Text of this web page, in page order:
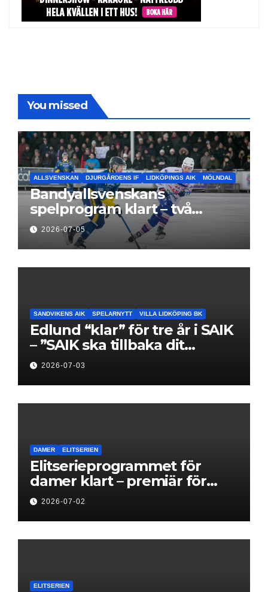
You missed
ALLSVENSKAN DJURGÅRDENS IF LIDKÖPINGS AIK MÖLNDAL
Bandyallsvenskans
spelprogram klart – två
föreningar jagar sin
elitseriesäsong
2026-07-05
SANDVIKENS AIK SPELARNYTT VILLA LIDKÖPING BK
Edlund “klar” för tre år i SAIK
– ”SAIK ska tillbaka dit
klubben hör hemma”
2026-07-03
DAMER ELITSERIEN
Elitserieprogrammet för
damer klart – premiär för
Next Level
2026-07-02
ELITSERIEN